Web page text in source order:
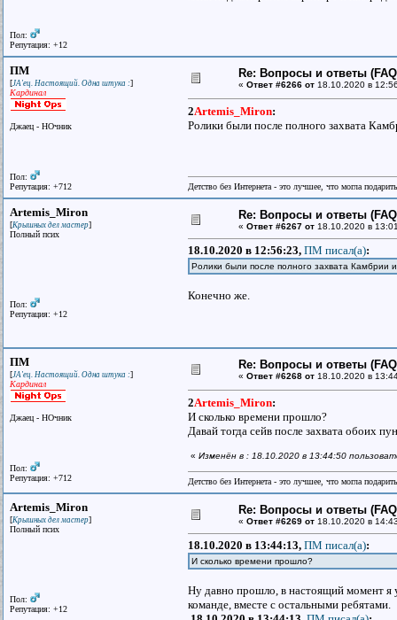
Пол:
Репутация: +12
ПМ
[JA'ец. Настоящий. Одна штука :]
Кардинал
Джаец - НОчник
Пол:
Репутация: +712
Re: Вопросы и ответы
« Ответ #6266 от 18.10.2020 в
2Artemis_Miron:
Ролики были после полного захвата
Детство без Интернета - это лучшее, что могла
Artemis_Miron
[Крышных дел мастер]
Полный псих
Пол:
Репутация: +12
Re: Вопросы и ответы
« Ответ #6267 от 18.10.2020 в
18.10.2020 в 12:56:23, ПМ писал(a):
Ролики были после полного захвата Камбрии
Конечно же.
ПМ
[JA'ец. Настоящий. Одна штука :]
Кардинал
Джаец - НОчник
Пол:
Репутация: +712
Re: Вопросы и ответы
« Ответ #6268 от 18.10.2020 в
2Artemis_Miron:
И сколько времени прошло?
Давай тогда сейв после захвата обоих
« Изменён в : 18.10.2020 в 13:44:50
Детство без Интернета - это лучшее, что могла
Artemis_Miron
[Крышных дел мастер]
Полный псих
Пол:
Репутация: +12
Re: Вопросы и ответы
« Ответ #6269 от 18.10.2020 в
18.10.2020 в 13:44:13, ПМ писал(a):
И сколько времени прошло?
Ну давно прошло, в настоящий момент я
команде, вместе с остальными ребятами.